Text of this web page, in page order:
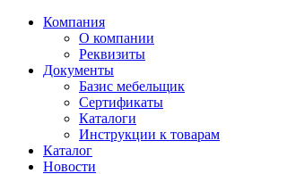
Компания
О компании
Реквизиты
Документы
Базис мебельщик
Сертификаты
Каталоги
Инструкции к товарам
Каталог
Новости